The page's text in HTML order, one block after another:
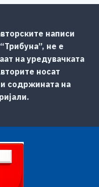
написи
не е
на уредувачката
носат
и содржината на